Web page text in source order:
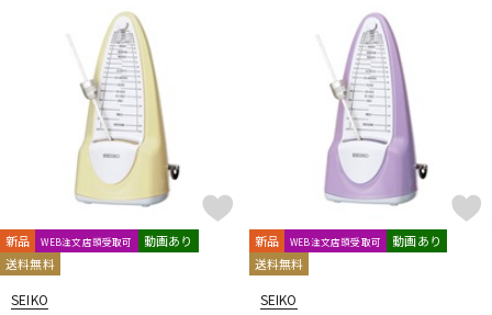
新品 WEB注文店頭受取可
動画あり
送料無料
SEIKO
新品 WEB注文店頭受取可
動画あり
送料無料
SEIKO